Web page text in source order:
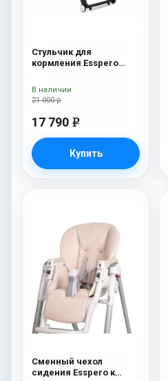
Стульчик для
кормления Esspero
21 000 р
17 790 e
Купить
В наличии
Сменный чехол
сидения Esspero к